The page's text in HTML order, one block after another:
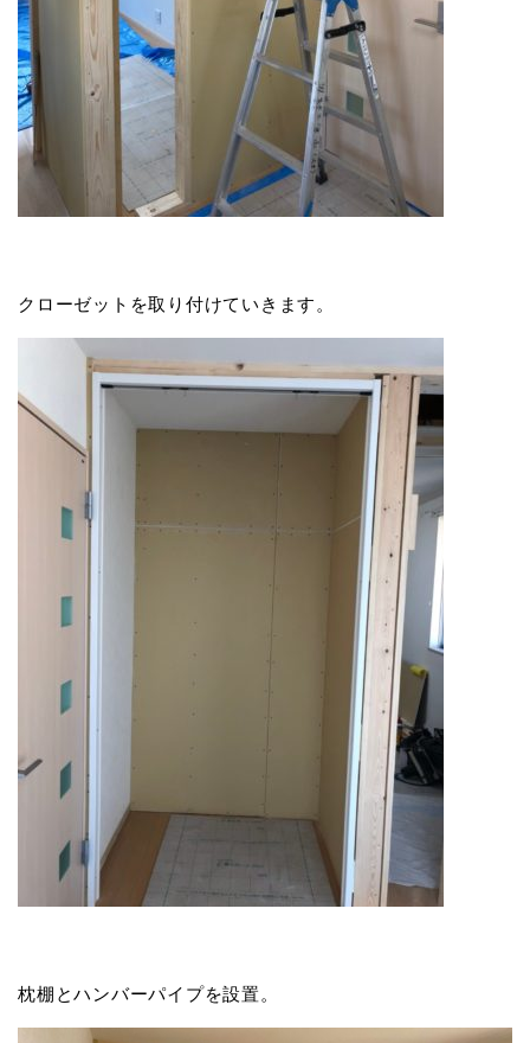
クローゼットを取り付けていきます。
枕棚とハンバーパイプを設置。